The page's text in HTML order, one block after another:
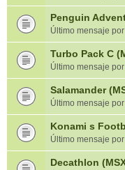
Penguin
Último mensaje por
Turbo Pack C
Último mensaje por
Salamander
Último mensaje por
Konami s
Último mensaje por
Decathlon